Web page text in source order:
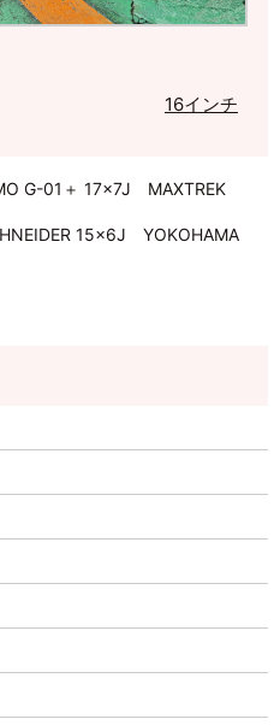
16インチ
G-01＋ 17×7J MAXTREK
15×6J YOKOHAMA